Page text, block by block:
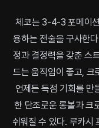
체코는 3-4-3 포메이
용하는 전술을 구사한
정과 결정력을 갖춘 스
드는 움직임이 좋고, 크
언제든 득점 기회를 만
한 단조로운 롱볼과 크
쉬워질 수 있다. 루카시